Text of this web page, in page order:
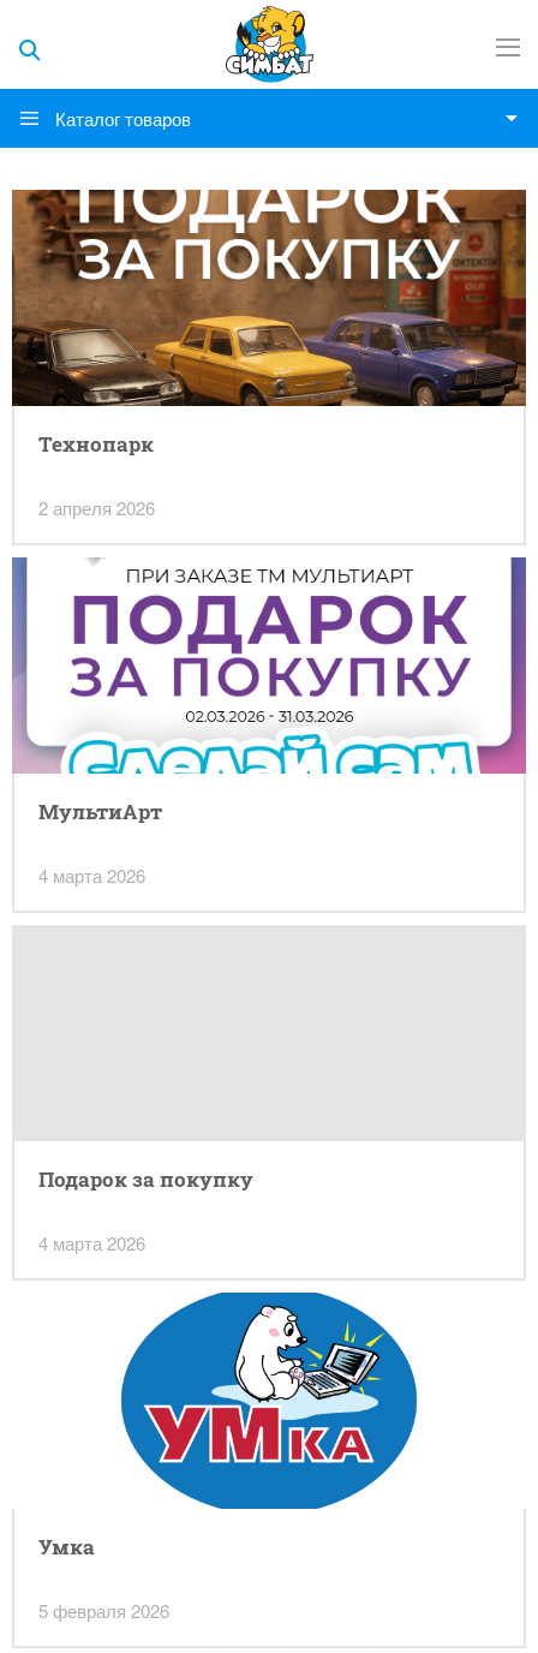
Каталог товаров
Технопарк
2 апреля 2026
МультиАрт
4 марта 2026
Подарок за покупку
4 марта 2026
Умка
5 февраля 2026